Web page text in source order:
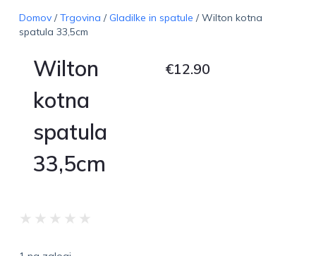
Domov/Trgovina /Gladilke in spatule / Wilton kotna
spatula 33,5cm
Wilton
kotna
spatula
33,5cm
€12.90
★ ★ ★ ★ ★